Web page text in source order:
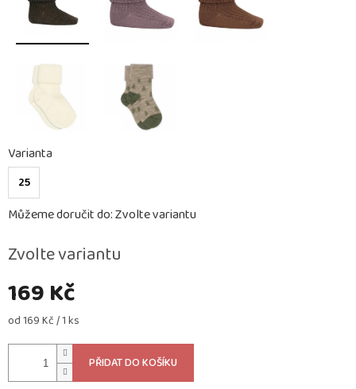
169 Kč
Měrná
od 169 Kč / 1 ks
Zvolte variantu
Varianta
25
Můžeme doručit do:Zvolte variantu
PŘIDAT DO KOŠÍKU